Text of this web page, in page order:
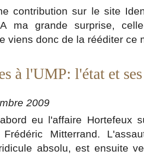
contribution sur le site
ma grande surprise,
viens donc de la rééditer ce
à l'UMP: l'état et
2009
eu l'affaire Hortefeux
Frédéric Mitterrand.
absolu, est ensuite